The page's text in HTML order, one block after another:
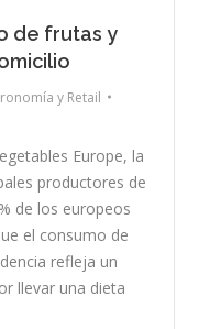
de frutas y
y Retail
Europe, la
productores de
de los europeos
el consumo de
refleja un
llevar una dieta